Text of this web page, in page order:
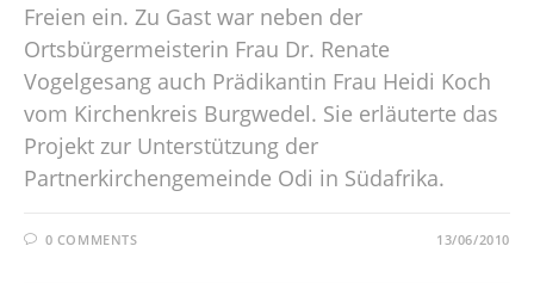
Freien ein. Zu Gast war neben der
Ortsbürgermeisterin Frau Dr. Renate
Vogelgesang auch Prädikantin Frau Heidi Koch
vom Kirchenkreis Burgwedel. Sie erläuterte das
Projekt zur Unterstützung der
Partnerkirchengemeinde Odi in Südafrika.
0 COMMENTS 13/06/2010